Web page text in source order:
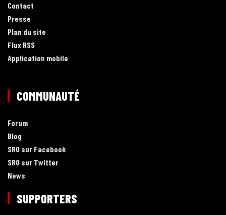
Contact
Presse
Plan du site
Flux RSS
Application mobile
COMMUNAUTÉ
Forum
Blog
SRO sur Facebook
SRO sur Twitter
News
SUPPORTERS